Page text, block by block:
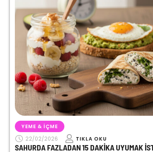
YEME & İÇME
22/02/2026
TIKLA OKU
SAHURDA FAZLADAN 15 DAKIKA UYUMAK